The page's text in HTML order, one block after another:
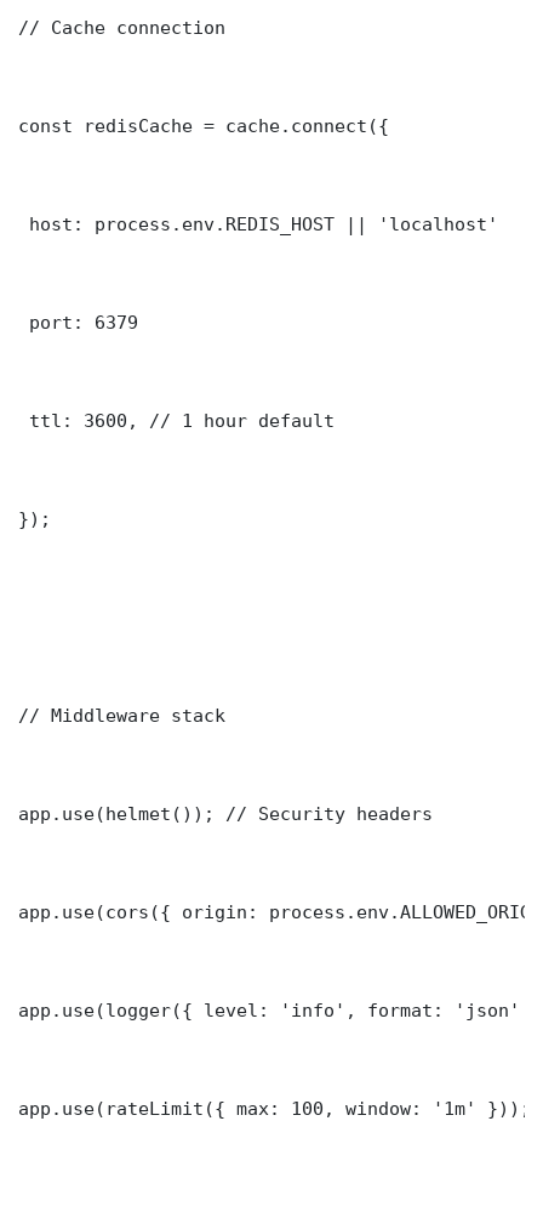
// Cache connection
const redisCache = cache.connect({
host: process.env.REDIS_HOST || 'localhost'
port: 6379
ttl: 3600, // 1 hour default
});
// Middleware stack
app.use(helmet()); // Security headers
app.use(cors({ origin:
app.use(logger({ level: 'info', format: 'json'
app.use(rateLimit({ max: 100, window: '1m' }));